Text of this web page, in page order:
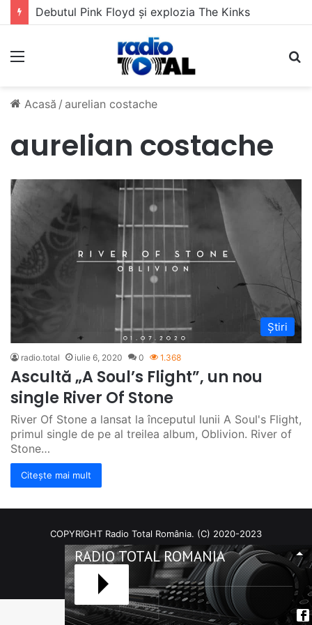
Debutul Pink Floyd și explozia The Kinks
Meniu
Acasă / aurelian costache
aurelian costache
Știri
radio.total iulie 6, 2020 0 1.368
Ascultă „A Soul’s Flight”, un nou
single River Of Stone
River Of Stone a lansat la începutul lunii A Soul's Flight,
primul single de pe al treilea album, Oblivion. River of
Stone…
Citește mai mult
COPYRIGHT Radio Total România. (C) 2020-2023
Facebook
RSS
RADIO TOTAL ROMANIA